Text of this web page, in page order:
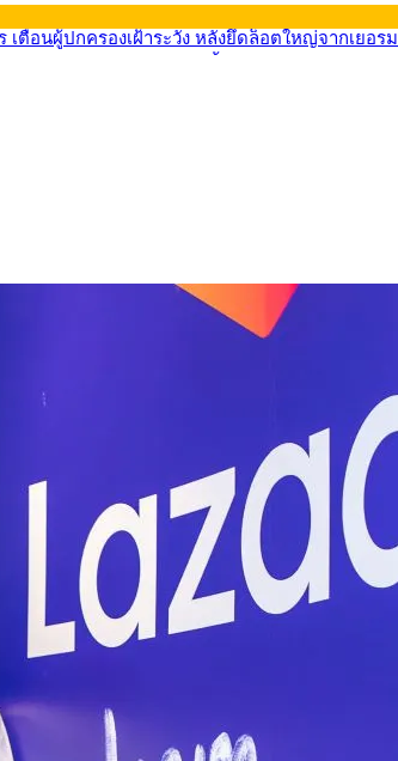
34.00 มองเฟดคงดอกเบี้ย
งสร้างเศรษฐกิจ ดันไทยโตเต็มศักยภาพ
ตือนผู้ปกครองเฝ้าระวัง หลังยึดล็อตใหญ่จากเยอรมนี